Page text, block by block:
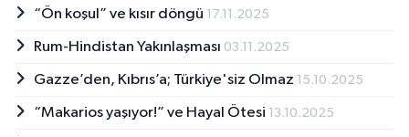
“Ön koşul” ve kısır döngü 17.11.2025
Rum-Hindistan Yakınlaşması 03.11.2025
Gazze’den, Kıbrıs’a; Türkiye'siz Olmaz 15.10.2025
“Makarios yaşıyor!” ve Hayal Ötesi 13.10.2025